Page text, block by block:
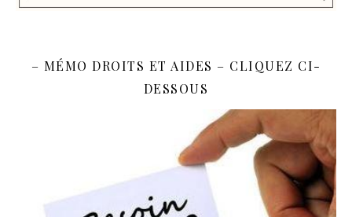
– MÉMO DROITS ET AIDES – CLIQUEZ CI-
DESSOUS